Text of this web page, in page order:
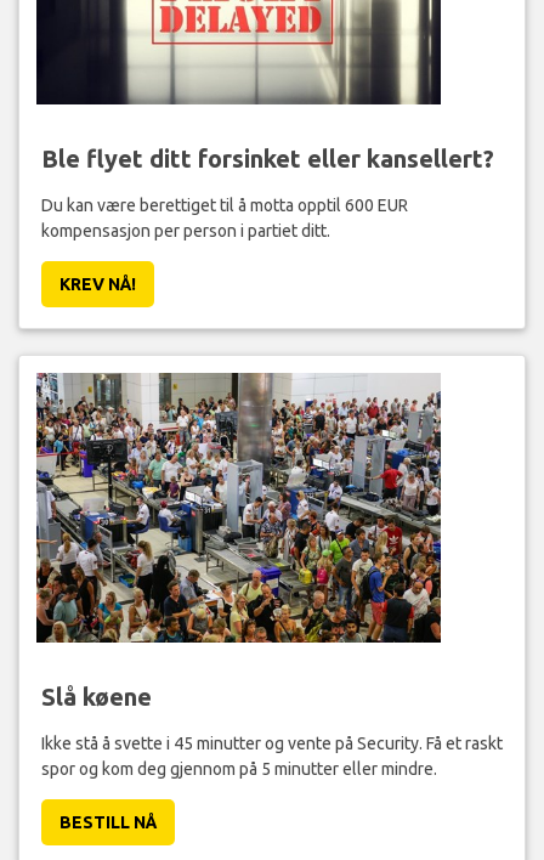
Ble flyet ditt forsinket eller kansellert?
Du kan være berettiget til å motta opptil 600 EUR
kompensasjon per person i partiet ditt.
KREV NÅ!
Slå køene
Ikke stå å svette i 45 minutter og vente på Security. Få et raskt
spor og kom deg gjennom på 5 minutter eller mindre.
BESTILL NÅ